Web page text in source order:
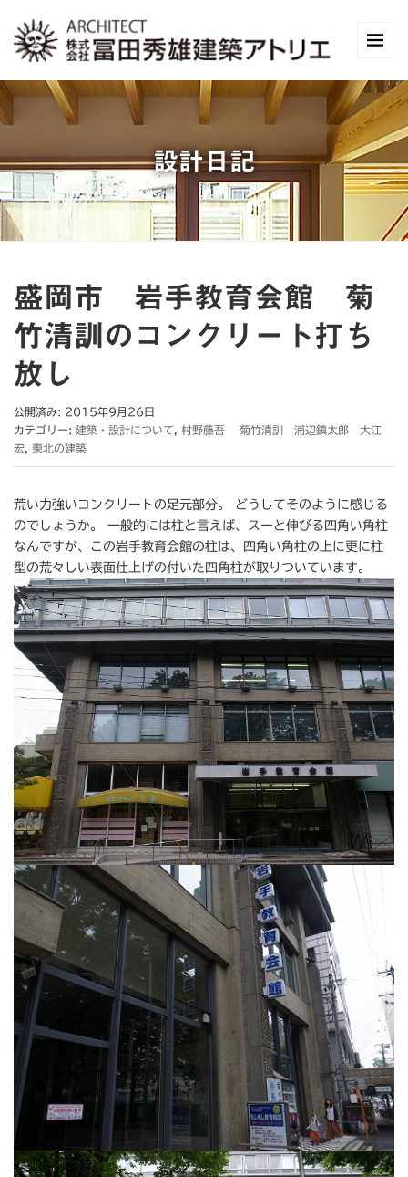
設計日記
盛岡市 岩手教育会館 菊
竹清訓のコンクリート打ち
放し
公開済み: 2015年9月26日
カテゴリー: 建築・設計について
村野藤吾 菊竹清訓 浦辺鎮太郎 大江
宏
東北の建築
荒い力強いコンクリートの足元部分。 どうしてそのように感じる
のでしょうか。 一般的には柱と言えば、スーと伸びる四角い角柱
なんですが、この岩手教育会館の柱は、四角い角柱の上に更に柱
型の荒々しい表面仕上げの付いた四角柱が取りついています。